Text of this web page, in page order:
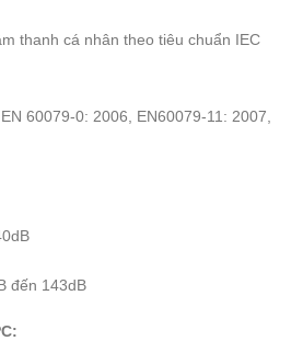
thanh cá nhân theo tiêu chuẩn IEC
60079-0: 2006, EN60079-11: 2007,
đến 143dB